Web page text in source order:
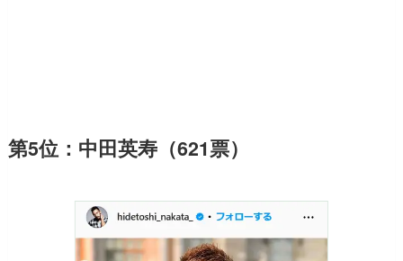
第5位：中田英寿（621票）